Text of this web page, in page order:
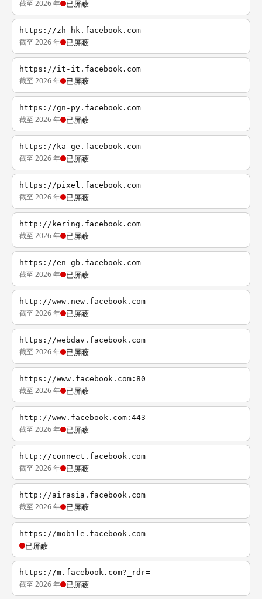
截至 2026 年 已屏蔽
https://zh-hk.facebook.com
截至 2026 年 已屏蔽
https://it-it.facebook.com
截至 2026 年 已屏蔽
https://gn-py.facebook.com
截至 2026 年 已屏蔽
https://ka-ge.facebook.com
截至 2026 年 已屏蔽
https://pixel.facebook.com
截至 2026 年 已屏蔽
http://kering.facebook.com
截至 2026 年 已屏蔽
https://en-gb.facebook.com
截至 2026 年 已屏蔽
http://www.new.facebook.com
截至 2026 年 已屏蔽
https://webdav.facebook.com
截至 2026 年 已屏蔽
https://www.facebook.com:80
截至 2026 年 已屏蔽
http://www.facebook.com:443
截至 2026 年 已屏蔽
http://connect.facebook.com
截至 2026 年 已屏蔽
http://airasia.facebook.com
截至 2026 年 已屏蔽
https://mobile.facebook.com
已屏蔽
https://m.facebook.com?_rdr=
截至 2026 年 已屏蔽